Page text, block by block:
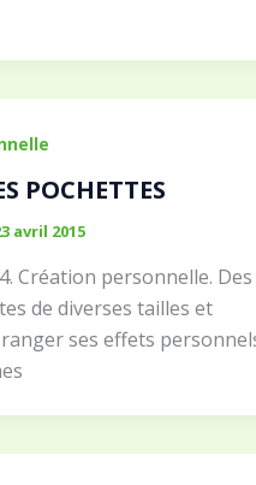
POCHETTES
avril 2015
Création personnelle. Des
de diverses tailles et
ses effets